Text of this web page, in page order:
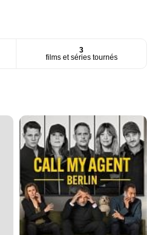
3
films et séries tournés